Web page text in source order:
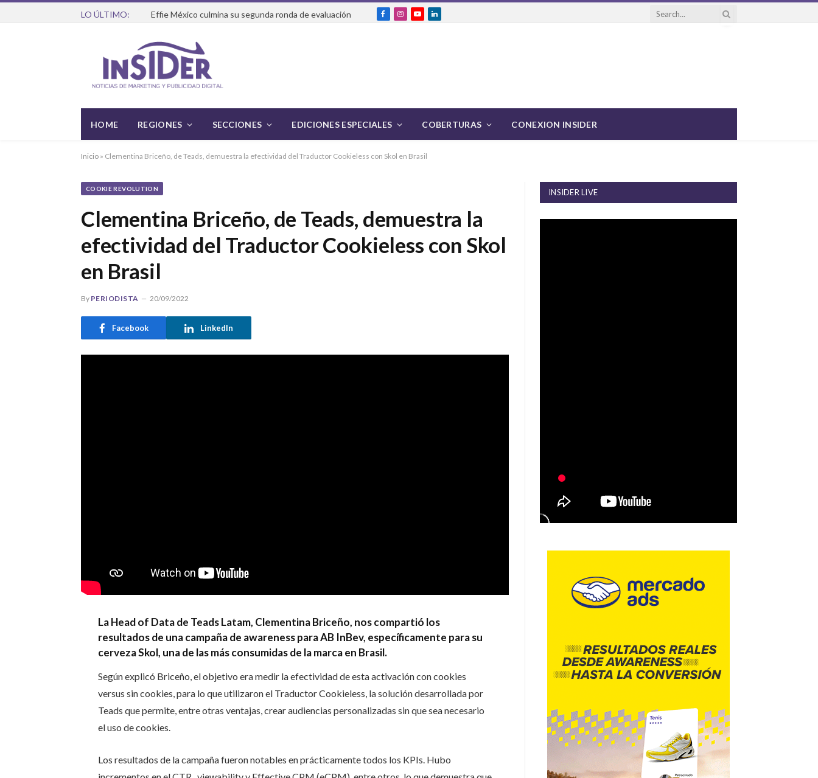
LO ÚLTIMO: Effie México culmina su segunda ronda de evaluación
FacebookInstagram
YouTubeLinkedIn
HOME REGIONES SECCIONES EDICIONES ESPECIALES COBERTURAS CONEXION INSIDER
Inicio » Clementina Briceño, de Teads, demuestra la efectividad del Traductor Cookieless con Skol en Brasil
COOKIE REVOLUTION
Clementina Briceño, de Teads, demuestra la
efectividad del Traductor Cookieless con Skol
en Brasil
By PERIODISTA 20/09/2022
Facebook LinkedIn
La Head of Data de Teads Latam, Clementina Briceño, nos compartió los
resultados de una campaña de awareness para AB InBev, específicamente para su
cerveza Skol, una de las más consumidas de la marca en Brasil.
Según explicó Briceño, el objetivo era medir la efectividad de esta activación con cookies
versus sin cookies, para lo que utilizaron el Traductor Cookieless, la solución desarrollada por
Teads que permite, entre otras ventajas, crear audiencias personalizadas sin que sea necesario
el uso de cookies.
Los resultados de la campaña fueron notables en prácticamente todos los KPIs. Hubo
INSIDER LIVE